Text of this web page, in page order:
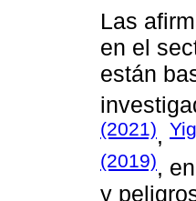
Las
en el
están
(2021),
(2019),
y